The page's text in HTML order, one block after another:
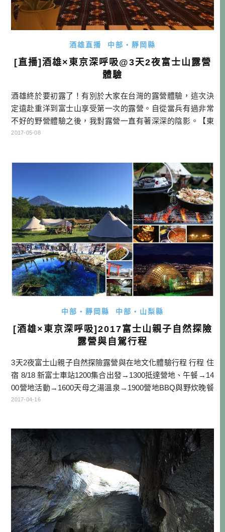
酒雄直播 中部・靜岡縣
[直播]酒雄×東京深呼吸@3天2夜富士山露營
體驗
酒雄終於要初露了！有別於大家在台灣的露營體驗，這次決
定遠赴重洋到富士山享受第一次的露營。自從當兵有過非常
不好的野營體驗之後，我對露營一直有著深深的陰影。【東
京深呼吸】是我東吳日文學姐經營的公司，主要在推動一些
營達人去露營，等於你什麼都不用會，生火、搭帳篷、煮
飯、收拾等等，都有專業的老師跟著你 […]…
2017-05-08
中部・靜岡縣 中部・山梨縣
[酒雄×東京深呼吸]2017富士山親子自然探險
露營與自駕行程
3天2夜富士山親子自然探險露營與在地文化體驗行程 行程 住
宿 8/18 新富士車站1200集合出發→1300抵達營地、午餐→14
00營地活動→1600天母之湯溫泉→1900營地BBQ與野炊晚餐
(富士和牛”愛鷹牛”，優格豬)→2030營火時間→2130就寢 營地
2017-04-16